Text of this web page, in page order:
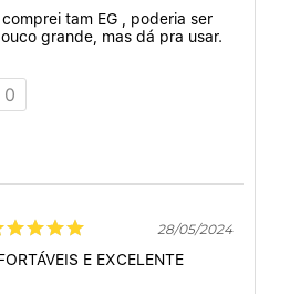
tam EG , poderia ser
grande, mas dá pra usar.
0
28/05/2024
E EXCELENTE